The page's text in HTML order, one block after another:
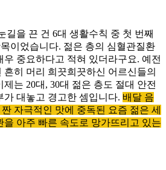
길을 끈 건 6대 생활수칙 중 첫 번째
이었습니다. 젊은 층의 심혈관질환
중요하다고 적혀 있더라구요. 예전
히 머리 희끗희끗하신 어르신들의
는 20대, 30대 젊은 층도 절대 안전
가 대놓고 경고한 셈입니다. 배달 음
자극적인 맛에 중독된 요즘 젊은 세
아주 빠른 속도로 망가뜨리고 있는